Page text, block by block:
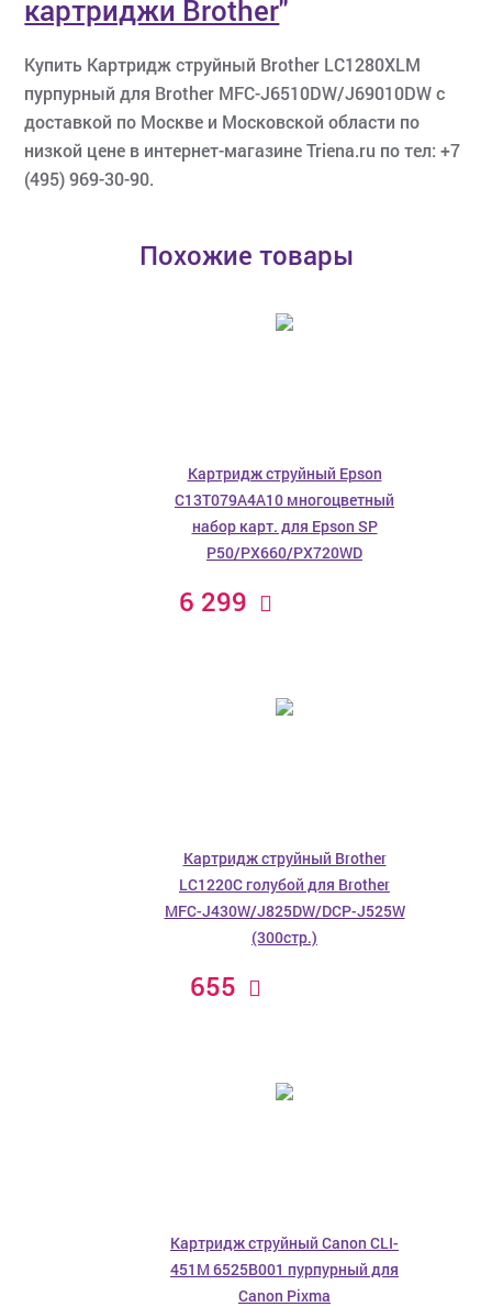
картриджи Brother"
Купить Картридж струйный Brother LC1280XLM
пурпурный для Brother MFC-J6510DW/J69010DW с
доставкой по Москве и Московской области по
низкой цене в интернет-магазине Triena.ru по тел: +7
(495) 969-30-90.
Похожие товары
Картридж струйный Epson
C13T079A4A10 многоцветный
набор карт. для Epson SP
P50/PX660/PX720WD
6 299
Картридж струйный Brother
LC1220C голубой для Brother
MFC-J430W/J825DW/DCP-J525W
(300стр.)
655
Картридж струйный Canon CLI-
451M 6525B001 пурпурный для
Canon Pixma